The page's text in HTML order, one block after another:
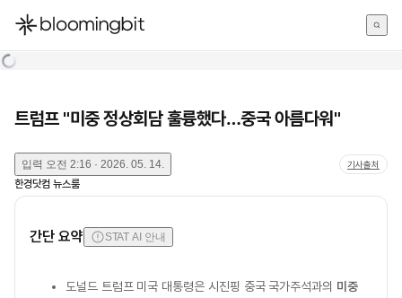
한국어
트럼프 "미중 정상회담 훌륭했다…중국 아름다워"
입력 오전 2:16 · 2026. 05. 14. 기사출처
한경닷컴 뉴스룸
간단 요약 STAT AI 안내
도널드 트럼프 미국 대통령은 시진핑 중국 국가주석과의 미중